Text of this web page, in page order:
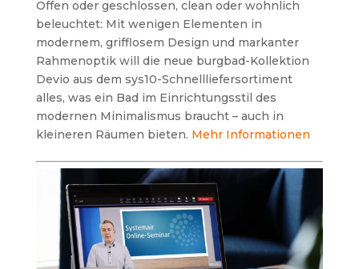
Offen oder geschlossen, clean oder wohnlich
beleuchtet: Mit wenigen Elementen in
modernem, grifflosem Design und markanter
Rahmenoptik will die neue burgbad-Kollektion
Devio aus dem sys10-Schnellliefersortiment
alles, was ein Bad im Einrichtungsstil des
modernen Minimalismus braucht – auch in
kleineren Räumen bieten. Mehr Informationen